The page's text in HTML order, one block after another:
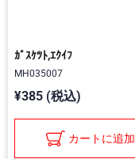
ｶﾞｽｹﾂﾄ,ｴｸｲﾌ
MH035007
¥385 (税込)
カートに追加